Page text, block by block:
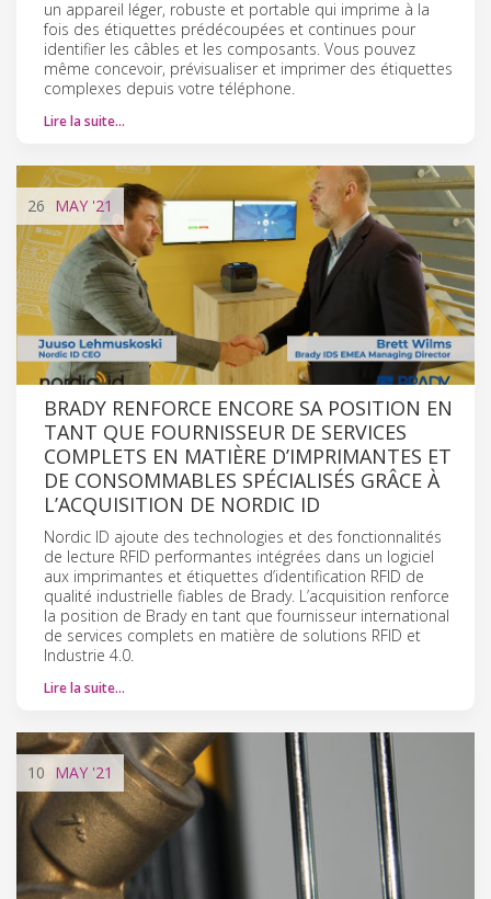
un appareil léger, robuste et portable qui imprime à la
fois des étiquettes prédécoupées et continues pour
identifier les câbles et les composants. Vous pouvez
même concevoir, prévisualiser et imprimer des étiquettes
complexes depuis votre téléphone.
Lire la suite…
26 MAY '21
BRADY RENFORCE ENCORE SA POSITION EN
TANT QUE FOURNISSEUR DE SERVICES
COMPLETS EN MATIÈRE D’IMPRIMANTES ET
DE CONSOMMABLES SPÉCIALISÉS GRÂCE À
L’ACQUISITION DE NORDIC ID
Nordic ID ajoute des technologies et des fonctionnalités
de lecture RFID performantes intégrées dans un logiciel
aux imprimantes et étiquettes d’identification RFID de
qualité industrielle fiables de Brady. L’acquisition renforce
la position de Brady en tant que fournisseur international
de services complets en matière de solutions RFID et
Industrie 4.0.
Lire la suite…
10 MAY '21